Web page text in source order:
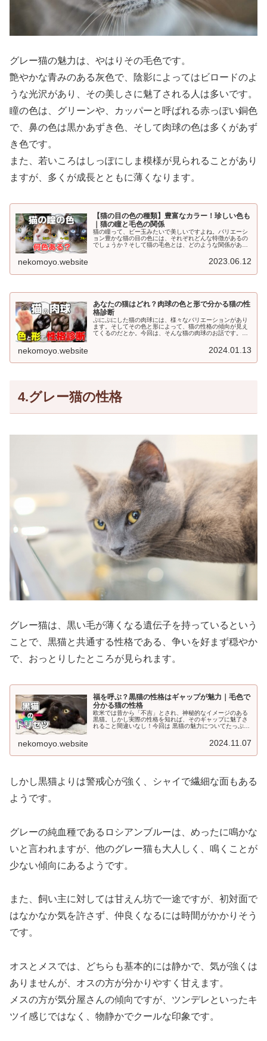
グレー猫の魅力は、やはりその毛色です。
艶やかな青みのある灰色で、陰影によってはビロードのよ
うな光沢があり、その美しさに魅了される人は多いです。
瞳の色は、グリーンや、カッパーと呼ばれる赤っぽい銅色
で、鼻の色は黒かあずき色、そして肉球の色は多くがあず
き色です。
また、若いころはしっぽにしま模様が見られることがあり
ますが、多くが成長とともに薄くなります。
【猫の目の色の種類】豊富なカラー！珍しい色も
｜猫の瞳と毛色の関係
猫の瞳って、ビー玉みたいで美しいですよね。バリエーシ
ョン豊かな猫の目の色には、それぞれどんな特徴があるの
でしょうか？そして猫の毛色とは、どのような関係がある
nekomoyo.website 2023.06.12
あなたの猫はどれ？肉球の色と形で分かる猫の性
格診断
ぷにぷにした猫の肉球には、様々なバリエーションがあり
ます。そしてその色と形によって、猫の性格の傾向が見え
てくるのだとか。今回は、そんな猫の肉球のお話です。い
nekomoyo.website 2024.01.13
4.グレー猫の性格
グレー猫は、黒い毛が薄くなる遺伝子を持っているという
ことで、黒猫と共通する性格である、争いを好まず穏やか
で、おっとりしたところが見られます。
福を呼ぶ？黒猫の性格はギャップが魅力｜毛色で
分かる猫の性格
欧米では昔から「不吉」とされ、神秘的なイメージのある
黒猫。しかし実際の性格を知れば、そのギャップに魅了さ
れること間違いなし！今回は 黒猫の魅力についてたっぷり
nekomoyo.website 2024.11.07
しかし黒猫よりは警戒心が強く、シャイで繊細な面もある
ようです。
グレーの純血種であるロシアンブルーは、めったに鳴かな
いと言われますが、他のグレー猫も大人しく、鳴くことが
少ない傾向にあるようです。
また、飼い主に対しては甘えん坊で一途ですが、初対面で
はなかなか気を許さず、仲良くなるには時間がかかりそう
です。
オスとメスでは、どちらも基本的には静かで、気が強くは
ありませんが、オスの方が分かりやすく甘えます。
メスの方が気分屋さんの傾向ですが、ツンデレといったキ
ツイ感じではなく、物静かでクールな印象です。